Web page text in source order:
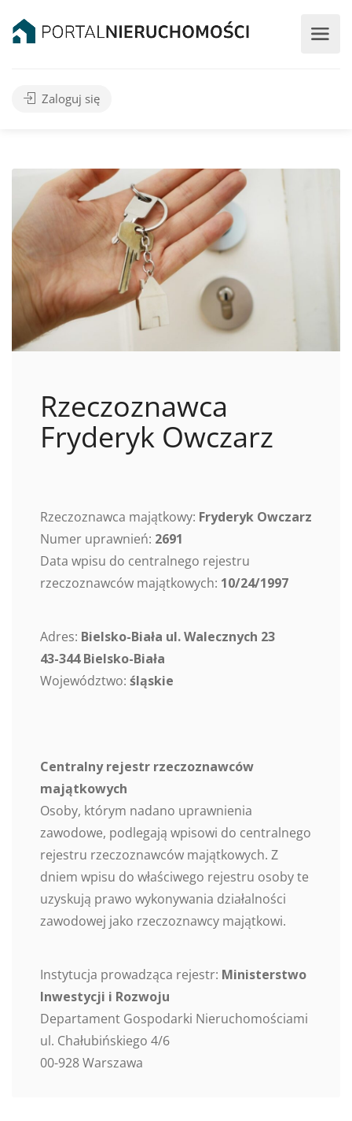
Zaloguj się
Rzeczoznawca
Fryderyk Owczarz
Rzeczoznawca majątkowy: Fryderyk Owczarz
Numer uprawnień: 2691
Data wpisu do centralnego rejestru
rzeczoznawców majątkowych: 10/24/1997
Adres: Bielsko-Biała ul. Walecznych 23
43-344 Bielsko-Biała
Województwo: śląskie
Centralny rejestr rzeczoznawców
majątkowych
Osoby, którym nadano uprawnienia
zawodowe, podlegają wpisowi do centralnego
rejestru rzeczoznawców majątkowych. Z
dniem wpisu do właściwego rejestru osoby te
uzyskują prawo wykonywania działalności
zawodowej jako rzeczoznawcy majątkowi.
Instytucja prowadząca rejestr: Ministerstwo
Inwestycji i Rozwoju
Departament Gospodarki Nieruchomościami
ul. Chałubińskiego 4/6
00-928 Warszawa